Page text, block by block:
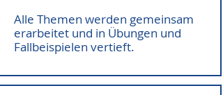
Alle Themen werden gemeinsam
erarbeitet und in Übungen und
Fallbeispielen vertieft.